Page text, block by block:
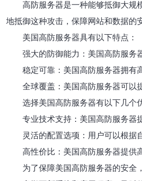
高防服务器是一种能够抵御大规
地抵御这种攻击，保障网站和数据的
美国高防服务器具有以下特点：
强大的防御能力：美国高防服务
稳定可靠：美国高防服务器拥有
全球覆盖：美国高防服务器可以
选择美国高防服务器有以下几个
专业技术支持：美国高防服务器
灵活的配置选项：用户可以根据
高性价比：美国高防服务器提供
为了保障美国高防服务器的安全